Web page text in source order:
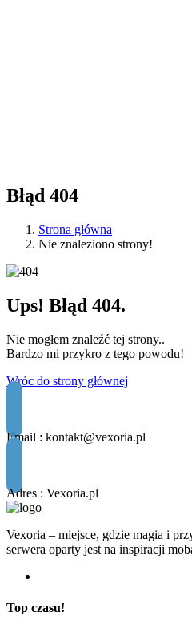
Błąd 404
Strona główna
Nie znaleziono strony!
Ups! Błąd 404.
Nie mogłem znaleźć tej strony..
Bardzo mi przykro z tego powodu!
Wróc do strony głównej
Email : kontakt@vexoria.pl
Adres : Vexoria.pl
Vexoria – miejsce, gdzie magia i
serwera oparty jest na inspiracji
Top czasu!